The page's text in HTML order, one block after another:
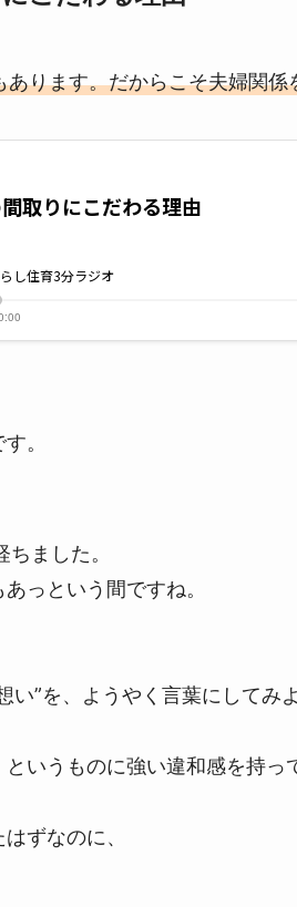
ります。だからこそ夫婦関
。
ました。
っという間ですね。
い”を、ようやく言葉にしてみ
いうものに強い違和感を持っ
ずなのに、